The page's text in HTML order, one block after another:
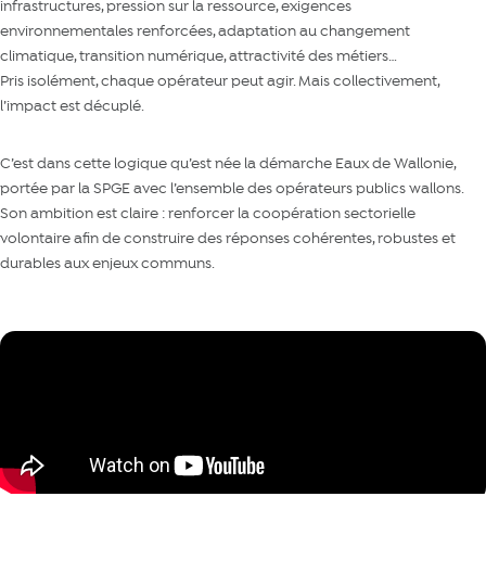
infrastructures, pression sur la ressource, exigences
environnementales renforcées, adaptation au changement
climatique, transition numérique, attractivité des métiers…
Pris isolément, chaque opérateur peut agir. Mais collectivement,
l’impact est décuplé.
C’est dans cette logique qu’est née la démarche Eaux de Wallonie,
portée par la SPGE avec l’ensemble des opérateurs publics wallons.
Son ambition est claire : renforcer la coopération sectorielle
volontaire afin de construire des réponses cohérentes, robustes et
durables aux enjeux communs.